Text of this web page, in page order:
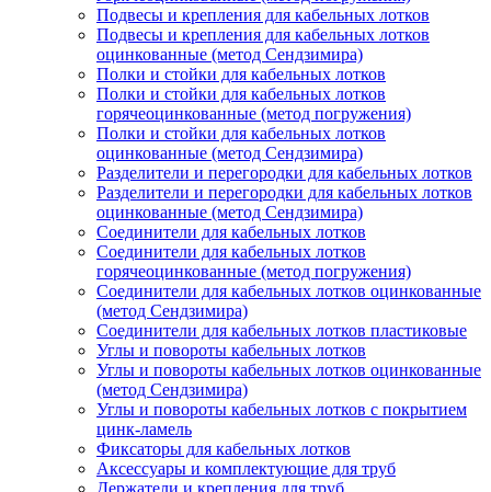
Подвесы и крепления для кабельных лотков
Подвесы и крепления для кабельных лотков
оцинкованные (метод Сендзимира)
Полки и стойки для кабельных лотков
Полки и стойки для кабельных лотков
горячеоцинкованные (метод погружения)
Полки и стойки для кабельных лотков
оцинкованные (метод Сендзимира)
Разделители и перегородки для кабельных лотков
Разделители и перегородки для кабельных лотков
оцинкованные (метод Сендзимира)
Соединители для кабельных лотков
Соединители для кабельных лотков
горячеоцинкованные (метод погружения)
Соединители для кабельных лотков оцинкованные
(метод Сендзимира)
Соединители для кабельных лотков пластиковые
Углы и повороты кабельных лотков
Углы и повороты кабельных лотков оцинкованные
(метод Сендзимира)
Углы и повороты кабельных лотков с покрытием
цинк-ламель
Фиксаторы для кабельных лотков
Аксессуары и комплектующие для труб
Держатели и крепления для труб